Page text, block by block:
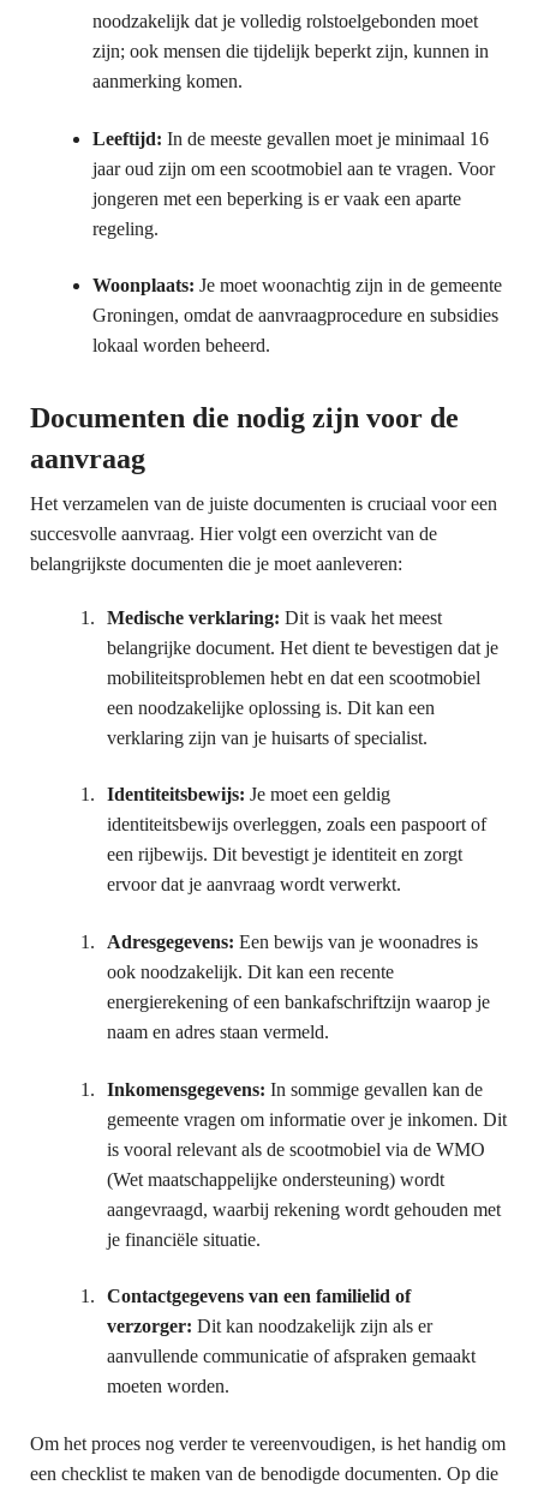
noodzakelijk dat je volledig rolstoelgebonden moet
zijn; ook mensen die tijdelijk beperkt zijn, kunnen in
aanmerking komen.
Leeftijd: In de meeste gevallen moet je minimaal 16
jaar oud zijn om een scootmobiel aan te vragen. Voor
jongeren met een beperking is er vaak een aparte
regeling.
Woonplaats: Je moet woonachtig zijn in de gemeente
Groningen, omdat de aanvraagprocedure en subsidies
lokaal worden beheerd.
Documenten die nodig zijn voor de
aanvraag
Het verzamelen van de juiste documenten is cruciaal voor een
succesvolle aanvraag. Hier volgt een overzicht van de
belangrijkste documenten die je moet aanleveren:
Medische verklaring: Dit is vaak het meest
belangrijke document. Het dient te bevestigen dat je
mobiliteitsproblemen hebt en dat een scootmobiel
een noodzakelijke oplossing is. Dit kan een
verklaring zijn van je huisarts of specialist.
Identiteitsbewijs: Je moet een geldig
identiteitsbewijs overleggen, zoals een paspoort of
een rijbewijs. Dit bevestigt je identiteit en zorgt
ervoor dat je aanvraag wordt verwerkt.
Adresgegevens: Een bewijs van je woonadres is
ook noodzakelijk. Dit kan een recente
energierekening of een bankafschriftzijn waarop je
naam en adres staan vermeld.
Inkomensgegevens: In sommige gevallen kan de
gemeente vragen om informatie over je inkomen. Dit
is vooral relevant als de scootmobiel via de WMO
(Wet maatschappelijke ondersteuning) wordt
aangevraagd, waarbij rekening wordt gehouden met
je financiële situatie.
Contactgegevens van een familielid of
verzorger: Dit kan noodzakelijk zijn als er
aanvullende communicatie of afspraken gemaakt
moeten worden.
Om het proces nog verder te vereenvoudigen, is het handig om
een checklist te maken van de benodigde documenten. Op die